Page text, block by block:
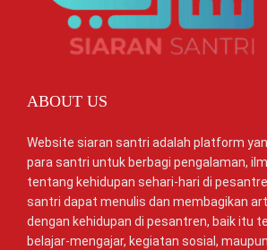
ABOUT US
Website siaran santri adalah platform
para santri untuk berbagi pengalaman,
tentang kehidupan sehari-hari di
santri dapat menulis dan membagikan
dengan kehidupan di pesantren, baik itu
belajar-mengajar, kegiatan sosial,